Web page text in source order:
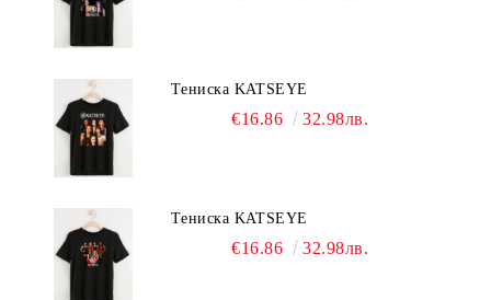
Тениска KATSEYE
€16.86 32.98лв.
Тениска KATSEYE
€16.86 32.98лв.